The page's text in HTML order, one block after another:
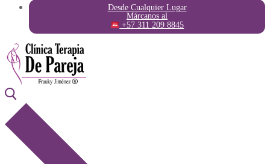
Desde Cualquier Lugar
Márcanos al
+57 311 209 8845